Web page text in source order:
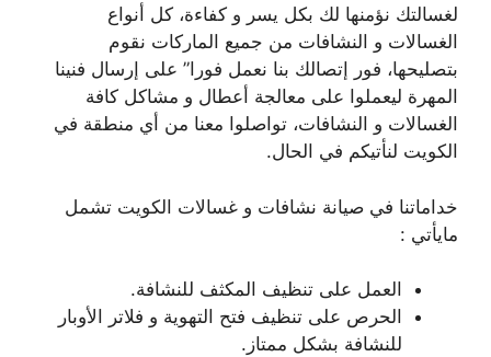
لغسالتك نؤمنها لك بكل يسر و كفاءة، كل أنواع
الغسالات و النشافات من جميع الماركات نقوم
بتصليحها، فور إتصالك بنا نعمل فورا” على إرسال فنينا
المهرة ليعملوا على معالجة أعطال و مشاكل كافة
الغسالات و النشافات، تواصلوا معنا من أي منطقة في
الكويت لنأتيكم في الحال.
خداماتنا في صيانة نشافات و غسالات الكويت تشمل
مايأتي :
العمل على تنظيف المكثف للنشافة.
الحرص على تنظيف فتح التهوية و فلاتر الأوبار
للنشافة بشكل ممتاز.